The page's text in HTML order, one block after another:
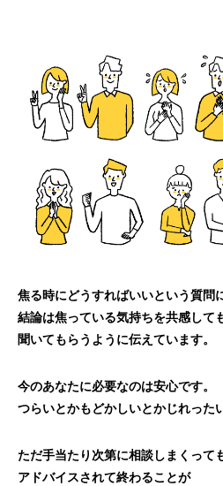
焦る時にどうすればいいという質問
結論は焦っている気持ちを共感して
聞いてもらうように伝えています。
今のあなたに必要なのは安心です。
つらいとかもどかしいとかじれった
ただ手当たり次第に相談しまくって
アドバイスされて終わることが